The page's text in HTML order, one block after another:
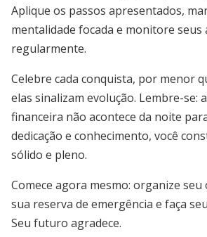
Aplique os passos apresentados,
mentalidade focada e monitore seus
regularmente.
Celebre cada conquista, por menor
elas sinalizam evolução. Lembre-se:
financeira não acontece da noite
dedicação e conhecimento, você
sólido e pleno.
Comece agora mesmo: organize
sua reserva de emergência e faça
Seu futuro agradece.